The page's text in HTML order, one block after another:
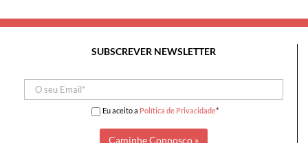
SUBSCREVER NEWSLETTER
Eu aceito a Política de Privacidade*